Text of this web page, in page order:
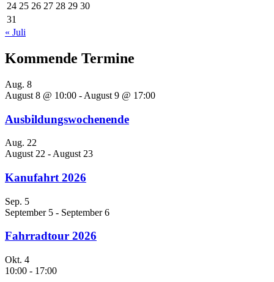
24 25 26 27 28 29 30
31
« Juli
Kommende Termine
Aug. 8
August 8 @ 10:00 - August 9 @ 17:00
Ausbildungswochenende
Aug. 22
August 22 - August 23
Kanufahrt 2026
Sep. 5
September 5 - September 6
Fahrradtour 2026
Okt. 4
10:00 - 17:00